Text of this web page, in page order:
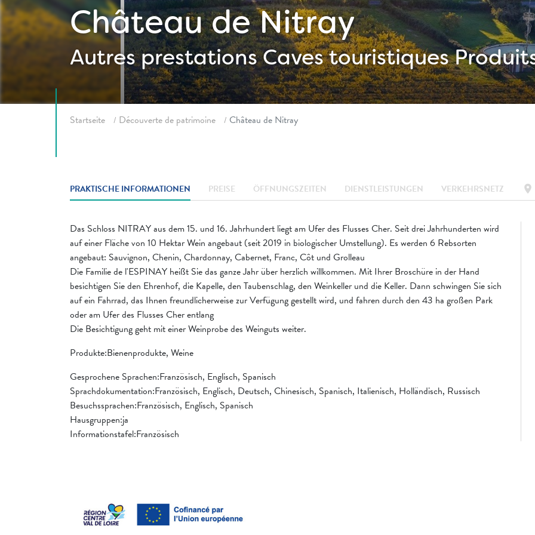
Château de Nitray
Autres prestationsCaves touristiques
Startseite Découverte de patrimoine Château de Nitray
PRAKTISCHE INFORMATIONEN PREISE ÖFFNUNGSZEITEN DIENSTLEISTUNGEN VERKEHRSNETZ location_on
Das Schloss NITRAY aus dem 15. und 16. Jahrhundert liegt am Ufer des Flusses Cher. Seit drei Jahrhunderten wird
auf einer Fläche von 10 Hektar Wein angebaut (seit 2019 in biologischer Umstellung). Es werden 6 Rebsorten
angebaut: Sauvignon, Chenin, Chardonnay, Cabernet, Franc, Côt und Grolleau
Die Familie de l'ESPINAY heißt Sie das ganze Jahr über herzlich willkommen. Mit Ihrer Broschüre in der Hand
besichtigen Sie den Ehrenhof, die Kapelle, den Taubenschlag, den Weinkeller und die Keller. Dann schwingen Sie sich
auf ein Fahrrad, das Ihnen freundlicherweise zur Verfügung gestellt wird, und fahren durch den 43 ha großen Park
oder am Ufer des Flusses Cher entlang
Die Besichtigung geht mit einer Weinprobe des Weinguts weiter.
Produkte:Bienenprodukte, Weine
Gesprochene Sprachen:Französisch, Englisch, Spanisch
Sprachdokumentation:Französisch, Englisch, Deutsch, Chinesisch, Spanisch, Italienisch, Holländisch, Russisch
Besuchssprachen:Französisch, Englisch, Spanisch
Hausgruppen:ja
Informationstafel:Französisch